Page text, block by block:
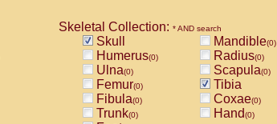
Skeletal Collection: * AND search
Skull Mandible(0)
Humerus(0) Radius(0)
Ulna(0) Scapula(0)
Femur(0)
Tibia
Fibula(0) Coxae(0)
Trunk(0) Hand(0)